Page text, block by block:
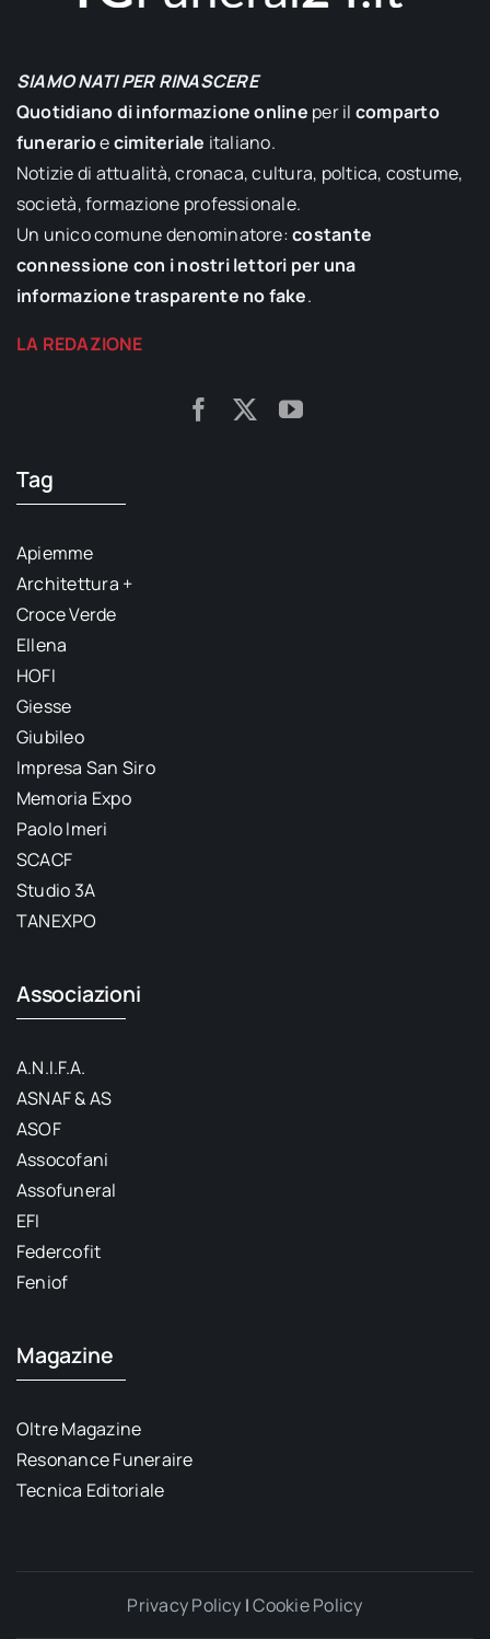
SIAMO NATI PER RINASCERE
Quotidiano di informazione online per il comparto
funerarioecimiteriale italiano.
Notizie di attualità, cronaca, cultura, poltica, costume,
società, formazione professionale.
Un unico comune denominatore:costante
connessione con i nostri lettori per una
informazione trasparente no fake.
LA REDAZIONE
Tag
Apiemme
Architettura +
Croce Verde
Ellena
HOFI
Giesse
Giubileo
Impresa San Siro
Memoria Expo
Paolo Imeri
SCACF
Studio 3A
TANEXPO
Associazioni
A.N.I.F.A.
ASNAF & AS
ASOF
Assocofani
Assofuneral
EFI
Federcofit
Feniof
Magazine
Oltre Magazine
Resonance Funeraire
Tecnica Editoriale
Privacy Policy |Cookie Policy